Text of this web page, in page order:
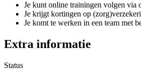
Je kunt online trainingen volgen via
Je krijgt kortingen op
Je komt te werken in een team met
Extra informatie
Status